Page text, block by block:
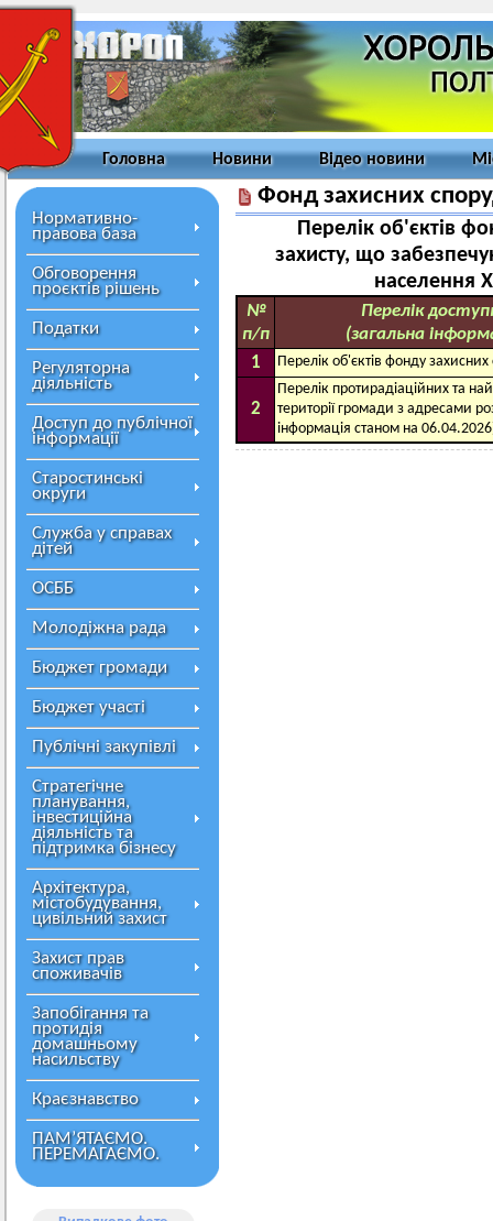
Головна Новини Відео новини
Нормативно-
правова база
Обговорення
проєктів рішень
Податки
Регуляторна
діяльність
Доступ до публічної
інформації
Старостинські
округи
Служба у справах
дітей
ОСББ
Молодіжна рада
Бюджет громади
Бюджет участі
Публічні закупівлі
Стратегічне
планування,
інвестиційна
діяльність та
підтримка бізнесу
Архітектура,
містобудування,
цивільний захист
Захист прав
споживачів
Запобігання та
протидія
домашньому
насильству
Краєзнавство
ПАМ’ЯТАЄМО.
ПЕРЕМАГАЄМО.
Фонд захисних
Перелік об'єктів
захисту, що
населення
№
п/п
Перелік
(загальна
1
Перелік об'єктів фонду
2
Перелік протирадіаційних та
території громади з адресами
інформація станом на